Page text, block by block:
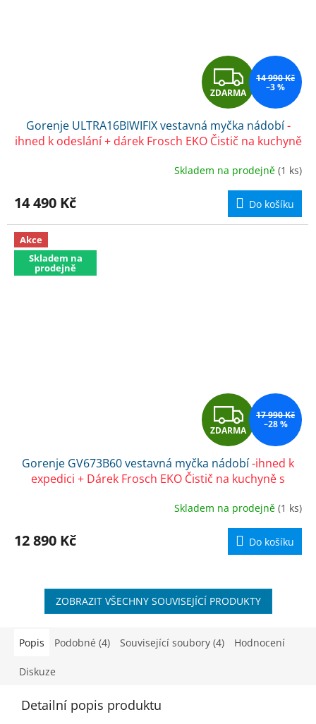
Z
D
A
R
M
A
ZDARMA
14 990 Kč
–3 %
Gorenje ULTRA16BIWIFIX vestavná myčka nádobí-
ihned k odeslání + dárek Frosch EKO Čistič na kuchyně
Skladem na prodejně (1 ks)
14 490 Kč Do košíku
Akce
Skladem na
prodejně
Z
D
A
R
M
A
ZDARMA
17 990 Kč
–28 %
Gorenje GV673B60 vestavná myčka nádobí-ihned k
expedici + Dárek Frosch EKO Čistič na kuchyně s
Skladem na prodejně (1 ks)
12 890 Kč Do košíku
ZOBRAZIT VŠECHNY SOUVISEJÍCÍ PRODUKTY
Popis Podobné (4) Související soubory (4) Hodnocení
Diskuze
Detailní popis produktu